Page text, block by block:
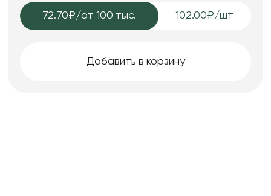
72.70₽/от 100 тыс. 102.00₽/шт
Добавить в корзину